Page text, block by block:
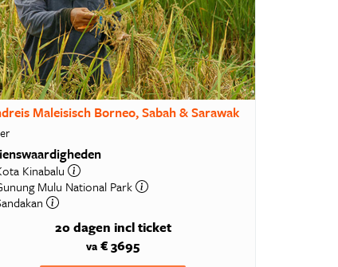
3 reizen
3 reizen
1 reis
Maleisisch Borneo, Sabah & Sarawak
Kinabalu
Mulu National Park
20 dagen incl ticket
va € 3695